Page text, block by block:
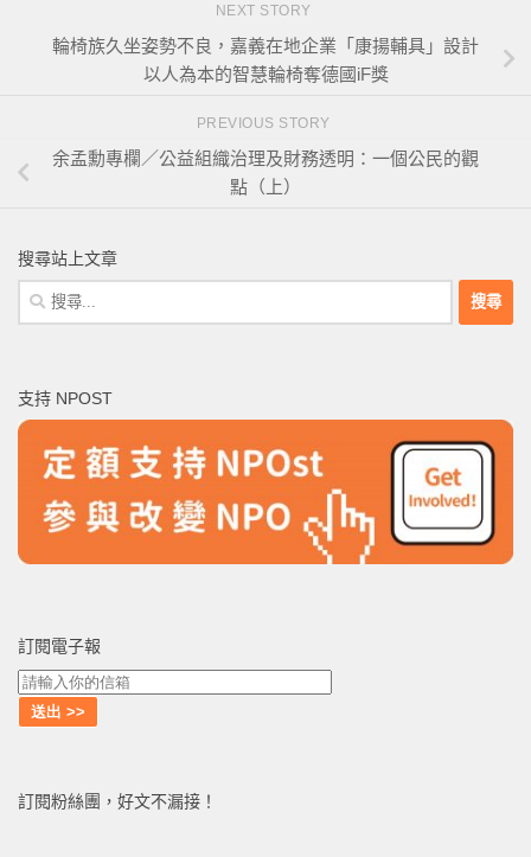
NEXT STORY
輪椅族久坐姿勢不良，嘉義在地企業「康揚輔具」設計
以人為本的智慧輪椅奪德國iF獎
PREVIOUS STORY
余孟勳專欄／公益組織治理及財務透明：一個公民的觀
點（上）
搜尋站上文章
搜
尋
字:
支持 NPOST
訂閱電子報
訂閱粉絲團，好文不漏接！